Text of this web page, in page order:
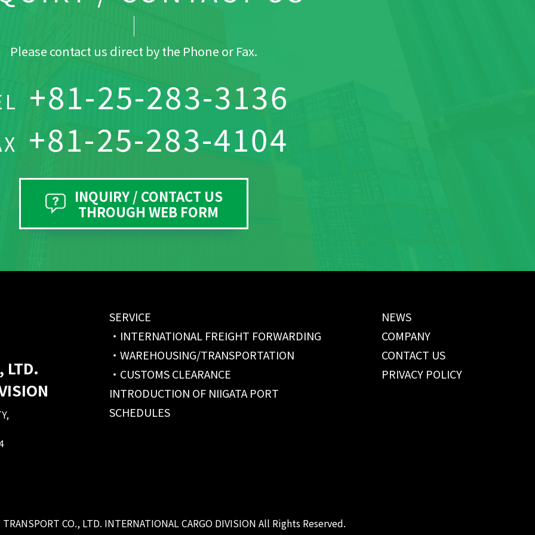
Please contact us direct by the Phone or Fax.
+81-25-283-3136
+81-25-283-4104
INQUIRY / CONTACT US
THROUGH WEB FORM
LTD.
SERVICE
INTERNATIONAL FREIGHT FORWARDING
WAREHOUSING/TRANSPORTATION
CUSTOMS CLEARANCE
INTRODUCTION OF NIIGATA PORT
SCHEDULES
NEWS
COMPANY
CONTACT US
PRIVACY POLICY
CO., LTD. INTERNATIONAL CARGO DIVISION All Rights Reserved.